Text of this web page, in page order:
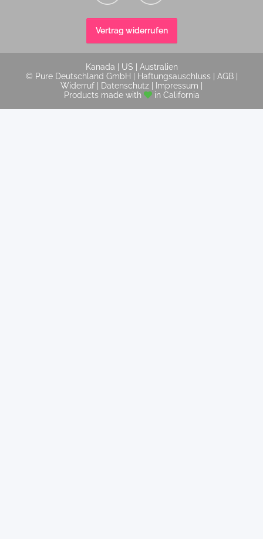
Vertrag widerrufen
Kanada US
Australien
© Pure Deutschland GmbH |
Haftungsauschluss AGB
Widerruf
Datenschutz Impressum
Products made with
in California